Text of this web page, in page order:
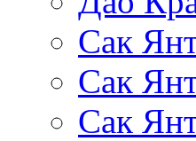
Сак
Сак
Сак